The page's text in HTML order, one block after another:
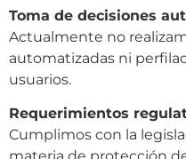
Toma de decisiones
Actualmente no
automatizadas ni
usuarios.
Requerimientos
Cumplimos con la